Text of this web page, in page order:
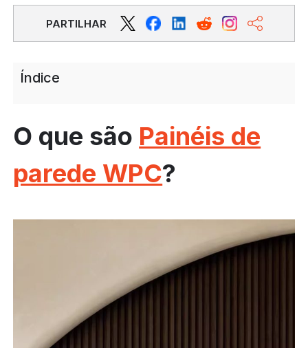
PARTILHAR
Índice
O que são Painéis de
parede WPC?